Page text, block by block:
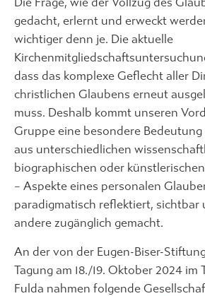
Die Frage, wie der Vollzug des
gedacht, erlernt und erweckt
wichtiger denn je. Die aktuelle
dass das komplexe Geflecht aller
christlichen Glaubens erneut
muss. Deshalb kommt unseren
Gruppe eine besondere Bedeutung
aus unterschiedlichen
biographischen oder
– Aspekte eines personalen
paradigmatisch reflektiert, sichtbar
andere zugänglich gemacht.
An der von der Eugen-Biser-
Tagung am 18./19. Oktober 2024 im
Fulda nahmen folgende